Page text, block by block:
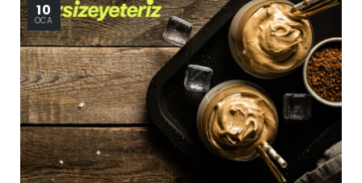
10
OCA